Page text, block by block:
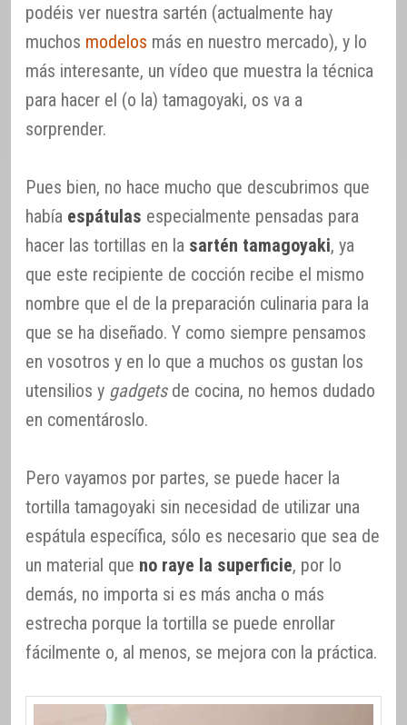
podéis ver nuestra sartén (actualmente hay
muchos modelos más en nuestro mercado), y lo
más interesante, un vídeo que muestra la técnica
para hacer el (o la) tamagoyaki, os va a
sorprender.
Pues bien, no hace mucho que descubrimos que
había espátulas especialmente pensadas para
hacer las tortillas en la sartén tamagoyaki, ya
que este recipiente de cocción recibe el mismo
nombre que el de la preparación culinaria para la
que se ha diseñado. Y como siempre pensamos
en vosotros y en lo que a muchos os gustan los
utensilios y gadgetsde cocina, no hemos dudado
en comentároslo.
Pero vayamos por partes, se puede hacer la
tortilla tamagoyaki sin necesidad de utilizar una
espátula específica, sólo es necesario que sea de
un material que no raye la superficie, por lo
demás, no importa si es más ancha o más
estrecha porque la tortilla se puede enrollar
fácilmente o, al menos, se mejora con la práctica.